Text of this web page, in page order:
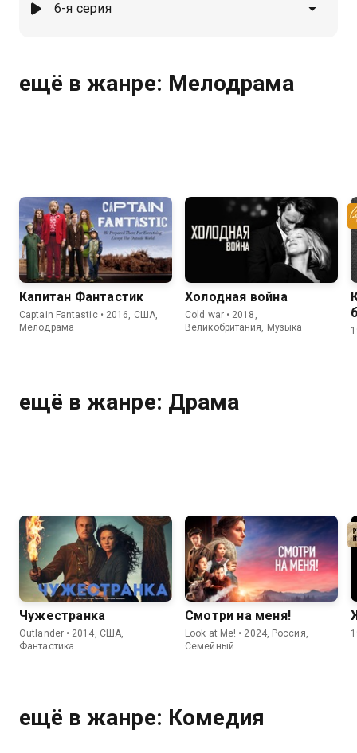
6-я серия
ещё в жанре: Мелодрама
Капитан Фантастик
Captain Fantastic • 2016, США,
Мелодрама
Холодная война
Cold war • 2018,
Великобритания, Музыка
ещё в жанре: Драма
Чужестранка
Outlander • 2014, США,
Фантастика
Смотри на меня!
Look at Me! • 2024, Россия,
Семейный
ещё в жанре: Комедия